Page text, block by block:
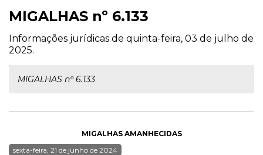
MIGALHAS nº 6.133
Informações jurídicas de quinta-feira, 03 de julho de
2025.
MIGALHAS nº 6.133
MIGALHAS AMANHECIDAS
sexta-feira, 21 de junho de 2024